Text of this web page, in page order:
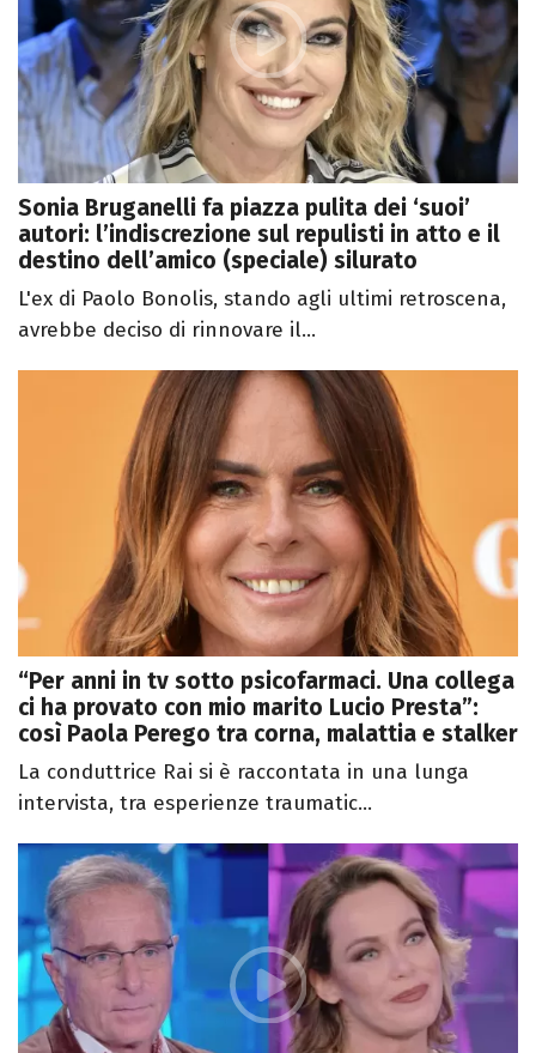
Sonia Bruganelli fa piazza pulita dei ‘suoi’
autori: l’indiscrezione sul repulisti in atto e il
destino dell’amico (speciale) silurato
L'ex di Paolo Bonolis, stando agli ultimi retroscena,
avrebbe deciso di rinnovare il...
“Per anni in tv sotto psicofarmaci. Una collega
ci ha provato con mio marito Lucio Presta”:
così Paola Perego tra corna, malattia e stalker
La conduttrice Rai si è raccontata in una lunga
intervista, tra esperienze traumatic...